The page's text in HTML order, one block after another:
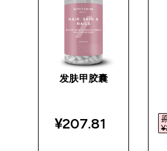
发肤甲胶囊
¥207.81‎